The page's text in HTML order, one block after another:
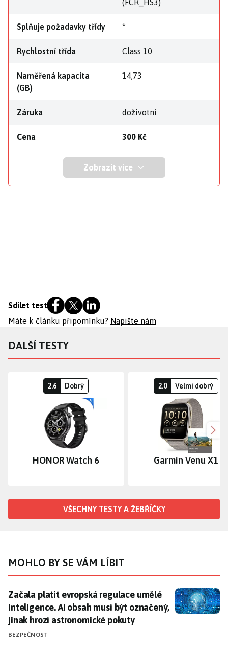
Splňuje požadavky třídy *
Rychlostní třída Class 10
Naměřená kapacita
(GB)
14,73
Záruka doživotní
Cena 300 Kč
Zobrazit více
Sdílet test
Máte k článku připomínku? Napište nám
DALŠÍ TESTY
2.6 Dobrý
HONOR Watch 6
2.0 Velmi dobrý
Garmin Venu X1
VŠECHNY TESTY A ŽEBŘÍČKY
MOHLO BY SE VÁM LÍBIT
Začala platit evropská regulace umělé inteligence.
Začala platit evropská regulace umělé
inteligence. AI obsah musí být označený,
jinak hrozí astronomické pokuty
BEZPEČNOST